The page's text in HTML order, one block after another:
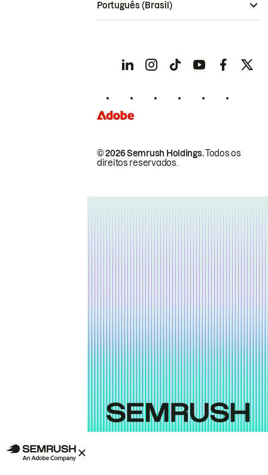
© 2026 Semrush Holdings.Todos os
direitos reservados.
Português (Brasil)